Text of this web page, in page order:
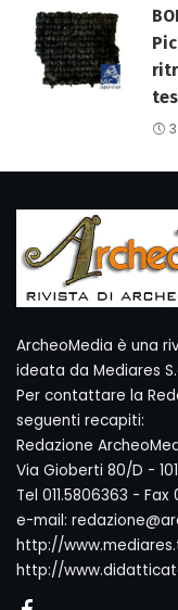
ArcheoMedia è una
ideata da Mediares
Per contattare la
seguenti recapiti:
Redazione
Via Gioberti 80/D -
Tel 011.5806363 - Fax
e-mail:
http://
http://